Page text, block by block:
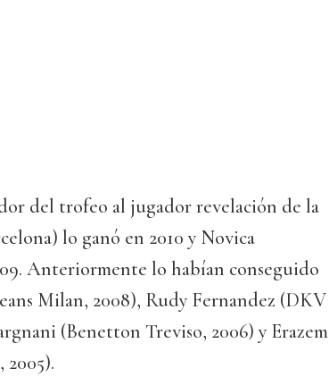
del trofeo al jugador revelación de la
lo ganó en 2010 y Novica
Anteriormente lo habían conseguido
Milan, 2008), Rudy Fernandez (DKV
(Benetton Treviso, 2006) y Erazem